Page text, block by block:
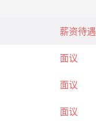
薪资待遇
面议
面议
面议